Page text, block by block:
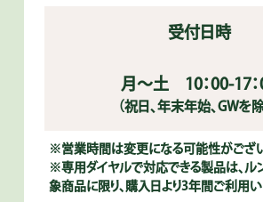
受付日時
月～土 10：00-17：
（祝日、年末年始、GWを除
※営業時間は変更になる可能性がござい
※専用ダイヤルで対応できる製品は、ル
象商品に限り、購入日より3年間ご利用い